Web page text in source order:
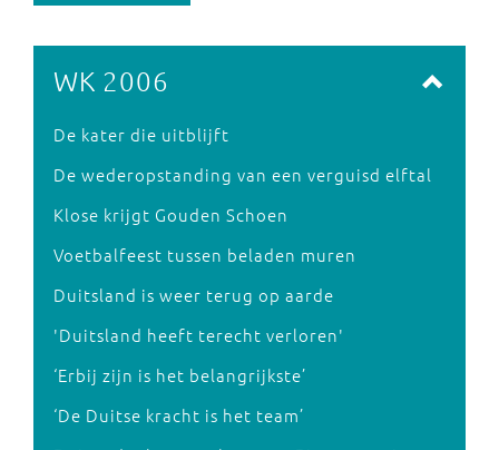
WK 2006
De kater die uitblijft
De wederopstanding van een verguisd elftal
Klose krijgt Gouden Schoen
Voetbalfeest tussen beladen muren
Duitsland is weer terug op aarde
'Duitsland heeft terecht verloren'
‘Erbij zijn is het belangrijkste’
‘De Duitse kracht is het team’